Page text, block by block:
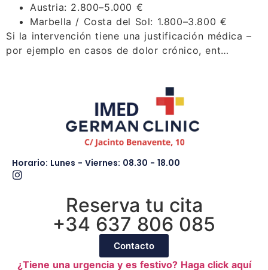
Austria: 2.800–5.000 €
Marbella / Costa del Sol: 1.800–3.800 €
Si la intervención tiene una justificación médica –
por ejemplo en casos de dolor crónico, ent…
Horario: Lunes - Viernes: 08.30 - 18.00
Reserva tu cita
+34 637 806 085
Contacto
¿Tiene una urgencia y es festivo? Haga click aquí